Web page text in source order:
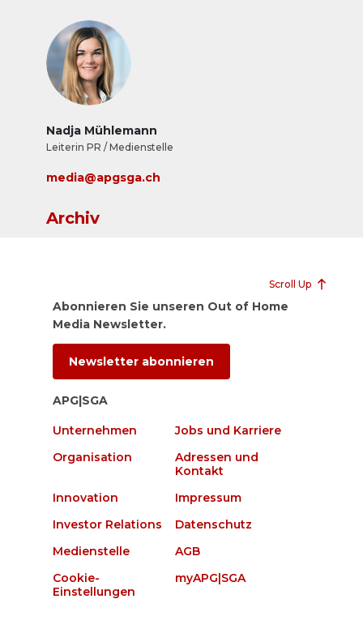
Nadja Mühlemann
Leiterin PR / Medienstelle
media@apgsga.ch
Archiv
Scroll Up
Abonnieren Sie unseren Out of Home
Media Newsletter.
Newsletter abonnieren
APG|SGA
Unternehmen
Jobs und Karriere
Organisation
Adressen und
Kontakt
Innovation
Impressum
Investor Relations
Datenschutz
Medienstelle
AGB
Cookie-
Einstellungen
myAPG|SGA